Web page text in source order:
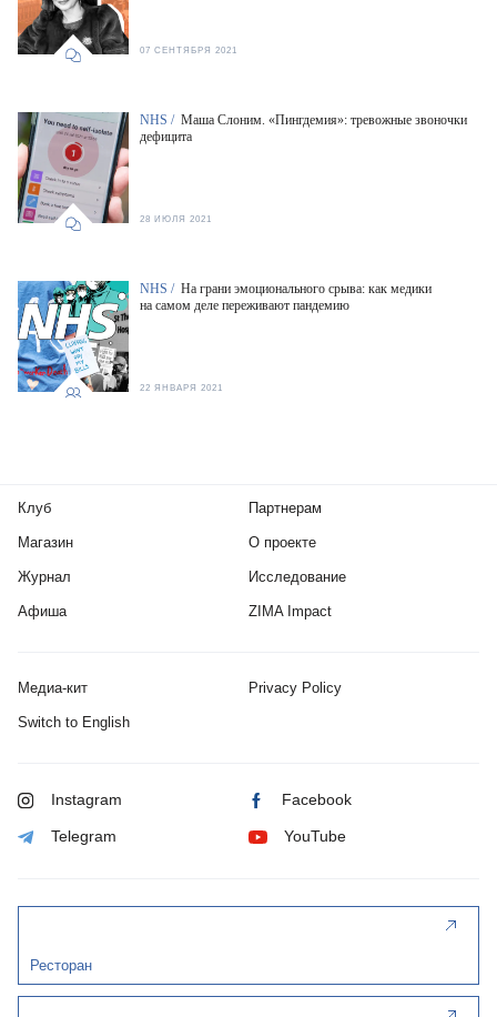
07 СЕНТЯБРЯ 2021
NHS / Маша Слоним. «Пингдемия»: тревожные звоночки
дефицита
28 ИЮЛЯ 2021
NHS / На грани эмоционального срыва: как медики
на самом деле переживают пандемию
22 ЯНВАРЯ 2021
Клуб
Магазин
Журнал
Афиша
Партнерам
О проекте
Исследование
ZIMA Impact
Медиа-кит Privacy Policy
Switch to English
Instagram Facebook
Telegram YouTube
Ресторан